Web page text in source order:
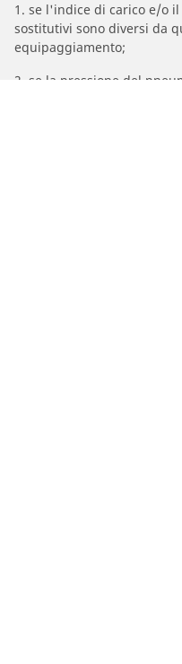
1. se l'indice di carico e/o
sostitutivi sono diversi da
equipaggiamento;
2. se la pressione del